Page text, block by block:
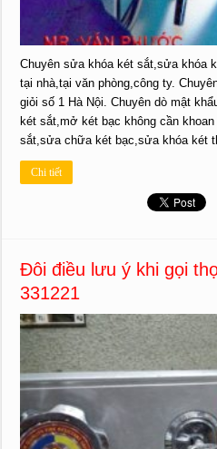
Chuyên sửa khóa két sắt,sửa khóa
tại nhà,tại văn phòng,công ty.
giỏi số 1 Hà Nội. Chuyên dò mật
két sắt,mở két bạc không cần
sắt,sửa chữa két bạc,sửa khóa két
Chi tiết
Đôi điều lưu ý khi gọi
331221